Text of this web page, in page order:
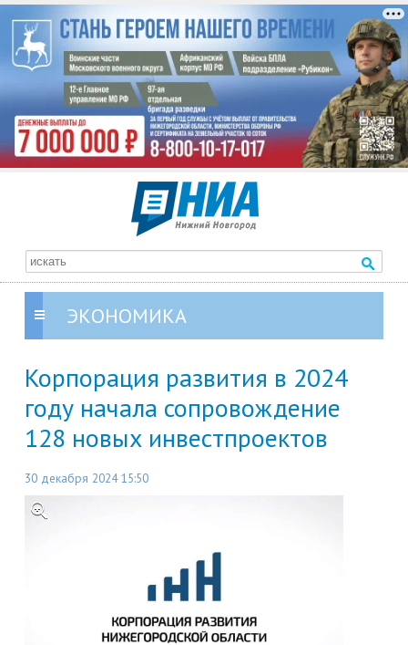
ЭКОНОМИКА
Корпорация развития в 2024
году начала сопровождение
128 новых инвестпроектов
30 декабря 2024 15:50